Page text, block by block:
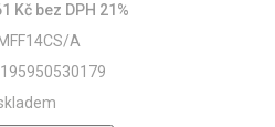
Kč bez DPH 21%
MFF14CS/A
195950530179